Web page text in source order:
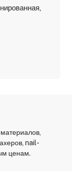
nail-
ценам.